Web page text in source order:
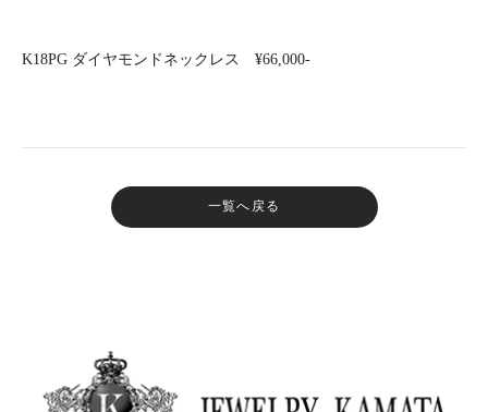
K18PG ダイヤモンドネックレス ¥66,000-
一覧へ戻る